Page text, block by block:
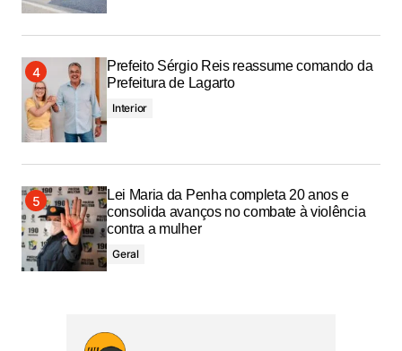
Prefeito Sérgio Reis reassume comando da
Prefeitura de Lagarto
Interior
Lei Maria da Penha completa 20 anos e
consolida avanços no combate à violência
contra a mulher
Geral